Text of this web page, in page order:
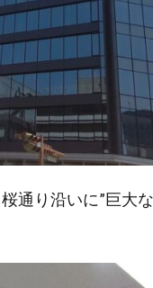
通り沿いに”巨大